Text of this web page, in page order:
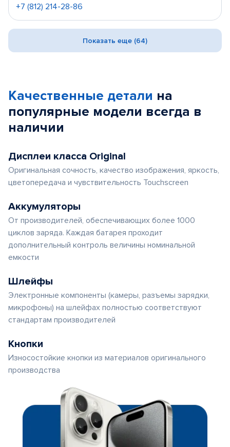
+7 (812) 214-28-86
Показать еще (64)
Качественные детали на
популярные модели всегда в
наличии
Дисплеи класса Original
Оригинальная сочность, качество изображения, яркость,
цветопередача и чувствительность Touchscreen
Аккумуляторы
От производителей, обеспечивающих более 1000
циклов заряда. Каждая батарея проходит
дополнительный контроль величины номинальной
емкости
Шлейфы
Электронные компоненты (камеры, разъемы зарядки,
микрофоны) на шлейфах полностью соответствуют
стандартам производителей
Кнопки
Износостойкие кнопки из материалов оригинального
производства